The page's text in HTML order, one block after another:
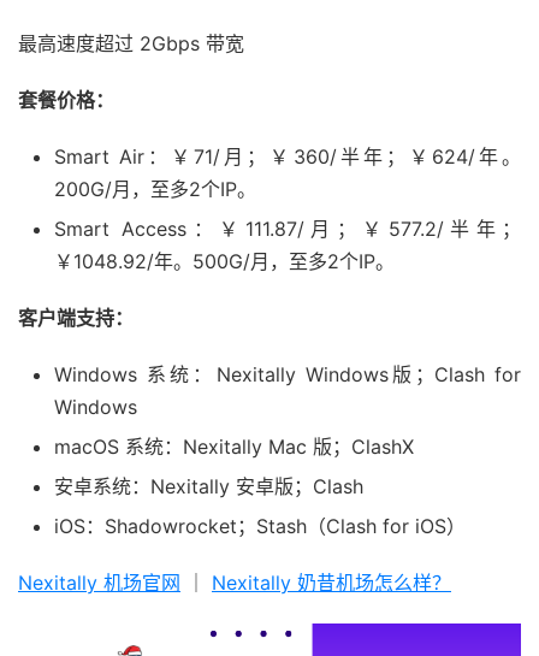
最高速度超过 2Gbps 带宽
套餐价格：
Smart Air：￥71/月；￥360/半年；￥624/年。
200G/月，至多2个IP。
Smart Access：￥111.87/月；￥577.2/半年；
￥1048.92/年。500G/月，至多2个IP。
客户端支持：
Windows 系统：Nexitally Windows版；Clash for
Windows
macOS 系统：Nexitally Mac 版；ClashX
安卓系统：Nexitally 安卓版；Clash
iOS：Shadowrocket；Stash（Clash for iOS）
Nexitally 机场官网 Nexitally 奶昔机场怎么样？